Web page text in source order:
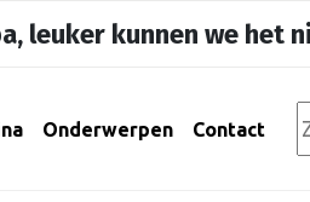
leuker kunnen we het
Onderwerpen Contact